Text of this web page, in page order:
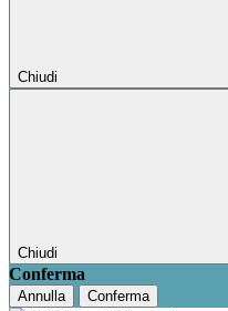
Chiudi
Chiudi
Conferma
Annulla Conferma